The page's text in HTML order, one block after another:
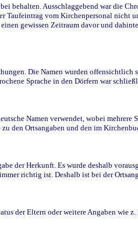
behalten. Ausschlaggebend war die
Taufeintrag vom Kirchenpersonal
gewissen Zeitraum davor und
Die Namen wurden offensichtlich
Sprache in den Dörfern war
Namen verwendet, wobei
den Ortsangaben und den im
der Herkunft. Es wurde deshalb
richtig ist. Deshalb ist bei der
der Eltern oder weitere Angaben wie